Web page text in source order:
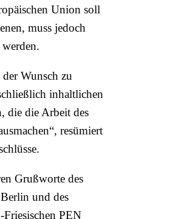
Union soll
muss jedoch
Wunsch zu
inhaltlichen
die die Arbeit des
resümiert
Grußworte des
und des
Friesischen PEN